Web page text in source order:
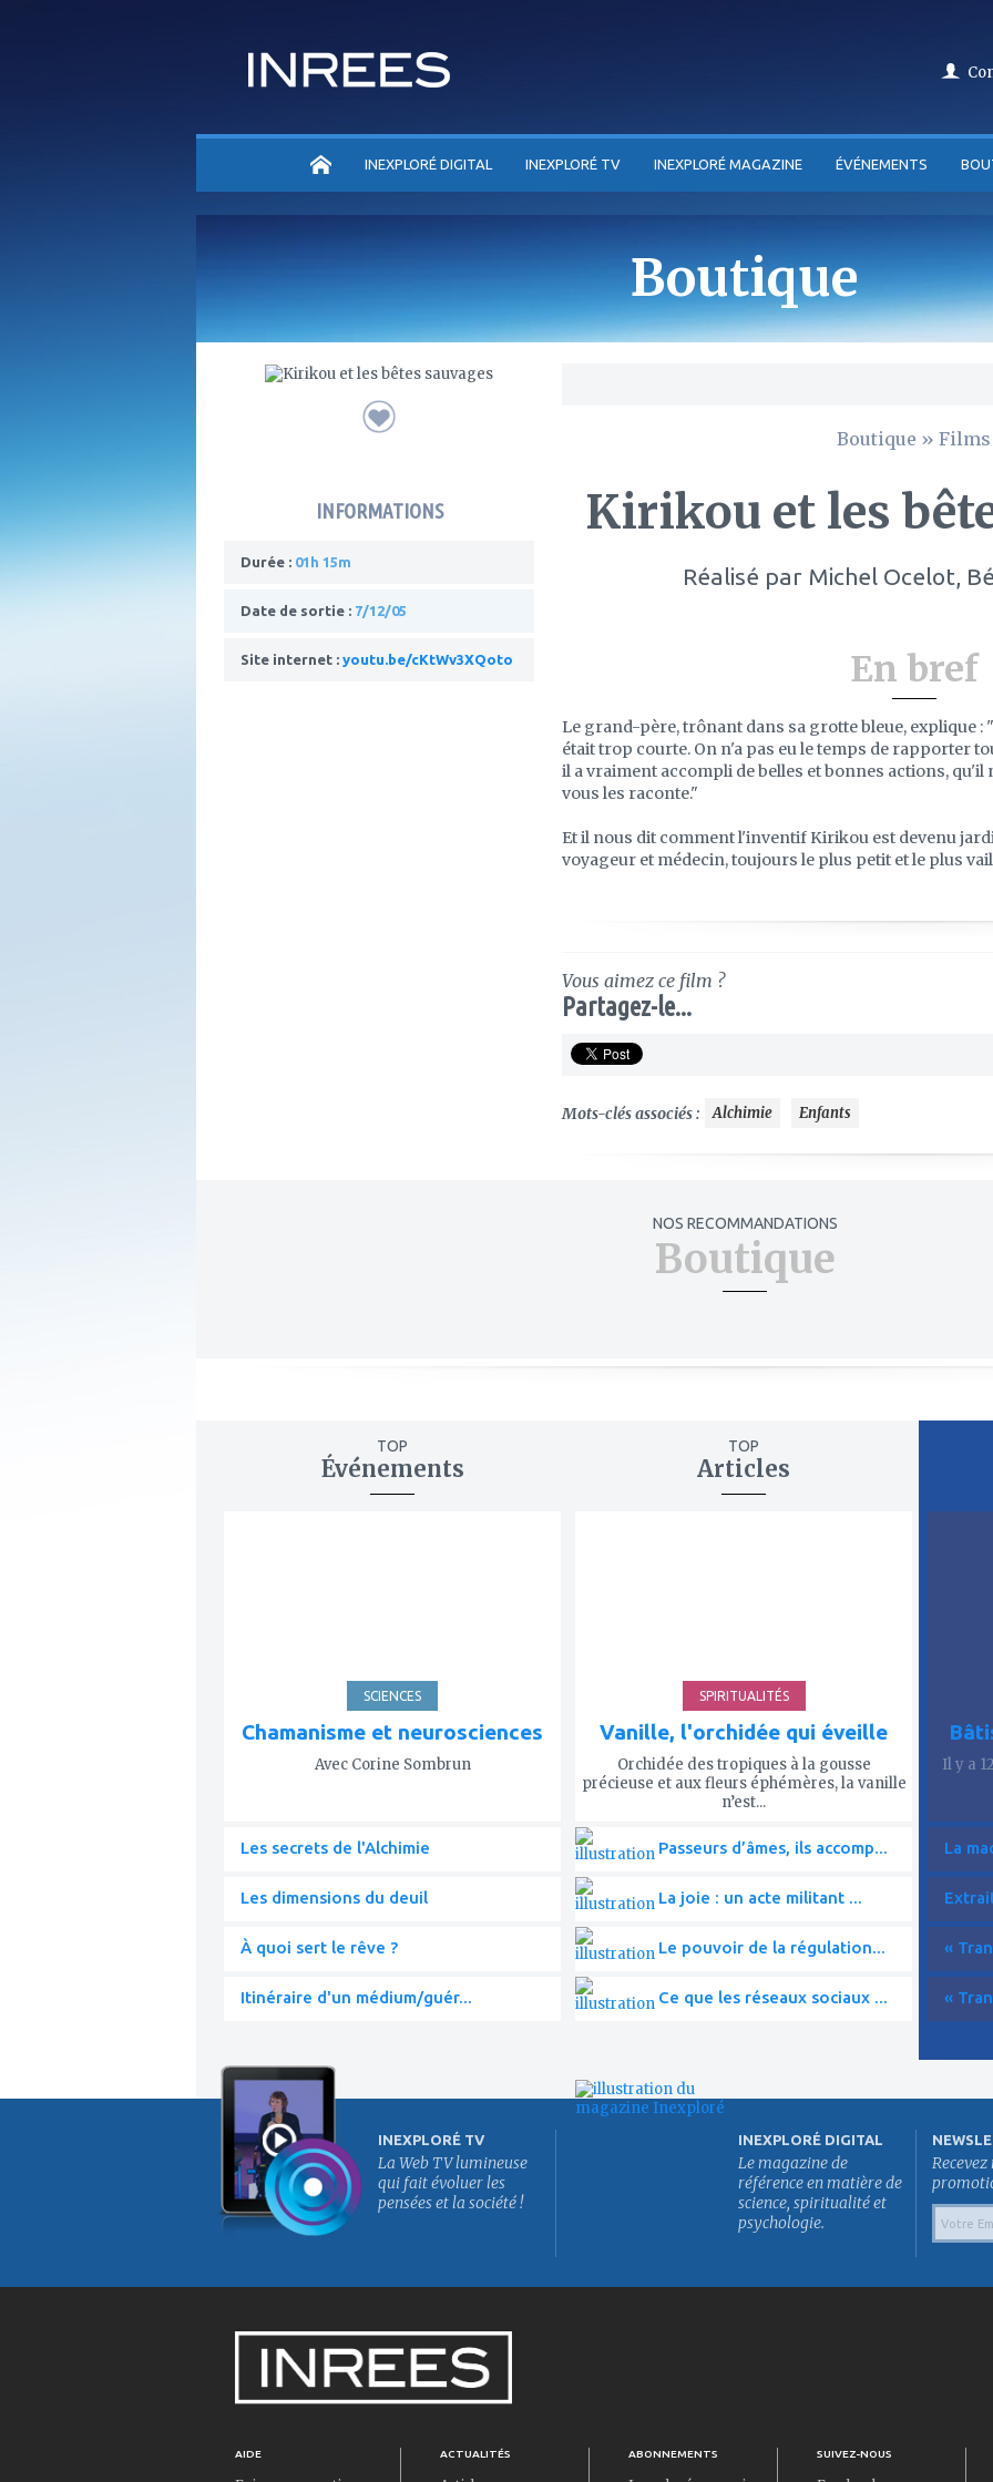
ACCUEILINEXPLORÉ DIGITAL INEXPLORÉ TV INEXPLORÉ MAGAZINE ÉVÉNEMENTS
Boutique
INFORMATIONS
Durée : 01h 15m
Date de sortie : 7/12/05
Site internet : youtu.be/cKtWv3XQoto
Boutique » Films
Kirikou et les
Réalisé par Michel Ocelot,
En bref
Le grand-père, trônant dans sa grotte bleue, explique
était trop courte. On n'a pas eu le temps de rapporter
il a vraiment accompli de belles et bonnes actions, qu'il
vous les raconte."
Et il nous dit comment l'inventif Kirikou est devenu
voyageur et médecin, toujours le plus petit et le plus
Vous aimez ce film ?
Partagez-le...
Mots-clés associés : Alchimie Enfants
NOS RECOMMANDATIONS
Boutique
TOP
Événements
SCIENCES
Chamanisme et neurosciences
Avec Corine Sombrun
Les secrets de l'Alchimie
Les dimensions du deuil
À quoi sert le rêve ?
Itinéraire d'un médium/guér...
TOP
Articles
SPIRITUALITÉS
Vanille, l'orchidée qui éveille
Orchidée des tropiques à la gousse
précieuse et aux fleurs éphémères, la vanille
n’est...
Passeurs d’âmes, ils accomp...
La joie : un acte militant ...
Le pouvoir de la régulation...
Ce que les réseaux sociaux ...
Il y a
La
«
«
INEXPLORÉ TV
La Web TV lumineuse
qui fait évoluer les
pensées et la société !
INEXPLORÉ DIGITAL
Le magazine de
référence en matière de
science, spiritualité et
psychologie.
AIDE ACTUALITÉS ABONNEMENTS SUIVEZ-NOUS